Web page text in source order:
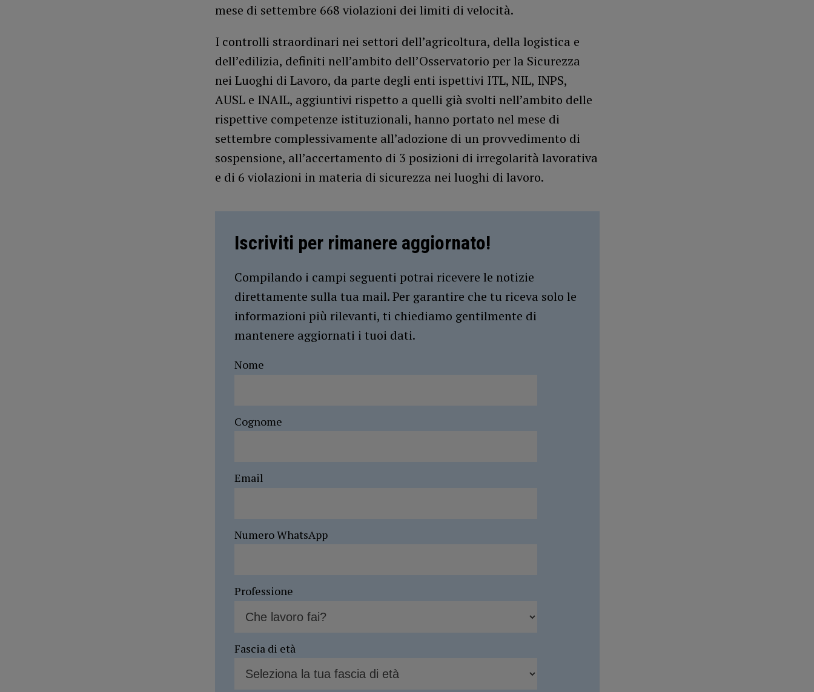
mese di settembre 668 violazioni dei limiti di velocità.
I controlli straordinari nei settori dell’agricoltura, della logistica e
dell’edilizia, definiti nell’ambito dell’Osservatorio per la Sicurezza
nei Luoghi di Lavoro, da parte degli enti ispettivi ITL, NIL, INPS,
AUSL e INAIL, aggiuntivi rispetto a quelli già svolti nell’ambito delle
rispettive competenze istituzionali, hanno portato nel mese di
settembre complessivamente all’adozione di un provvedimento di
sospensione, all’accertamento di 3 posizioni di irregolarità lavorativa
e di 6 violazioni in materia di sicurezza nei luoghi di lavoro.
Iscriviti per rimanere aggiornato!
Compilando i campi seguenti potrai ricevere le notizie
direttamente sulla tua mail. Per garantire che tu riceva solo le
informazioni più rilevanti, ti chiediamo gentilmente di
mantenere aggiornati i tuoi dati.
Nome
Cognome
Email
Numero WhatsApp
Professione
Fascia di età